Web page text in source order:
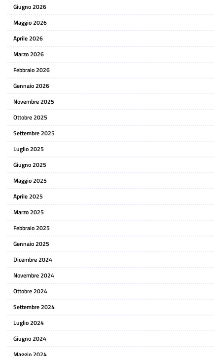
Giugno 2026
Maggio 2026
Aprile 2026
Marzo 2026
Febbraio 2026
Gennaio 2026
Novembre 2025
Ottobre 2025
Settembre 2025
Luglio 2025
Giugno 2025
Maggio 2025
Aprile 2025
Marzo 2025
Febbraio 2025
Gennaio 2025
Dicembre 2024
Novembre 2024
Ottobre 2024
Settembre 2024
Luglio 2024
Giugno 2024